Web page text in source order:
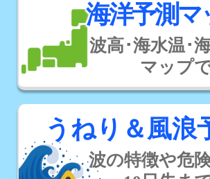
海洋予測マ
波高･海水温･
マップ
うねり＆風浪
波の特徴や危